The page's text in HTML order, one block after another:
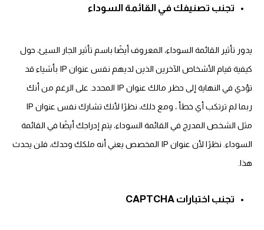
تجنب تصنيفك في القائمة السوداء
يدور تأثير القائمة السوداء، المعروف أيضًا باسم تأثير الجار السيئ، حول
كيفية قيام الأشخاص الآخرين الذين لديهم نفس عنوان IP بأشياء قد
تؤدي في النهاية إلى حظر مالك عنوان IP المحدد. على الرغم من أنك
ربما لم ترتكب أي خطأ ، ومع ذلك، نظرًا لأنك تشارك نفس عنوان IP
مثل الشخص المدرج في القائمة السوداء، يتم إدراجك أيضًا في القائمة
السوداء. نظرًا لأن عنوان IP المخصص يعني أنه ملكك وحدك، فلن يحدث
هذا.
تجنب اختبارات CAPTCHA